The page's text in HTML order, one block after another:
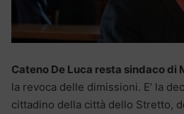
Cateno De Luca resta sindaco di
la revoca delle dimissioni. E’ la
cittadino della città dello Stretto,